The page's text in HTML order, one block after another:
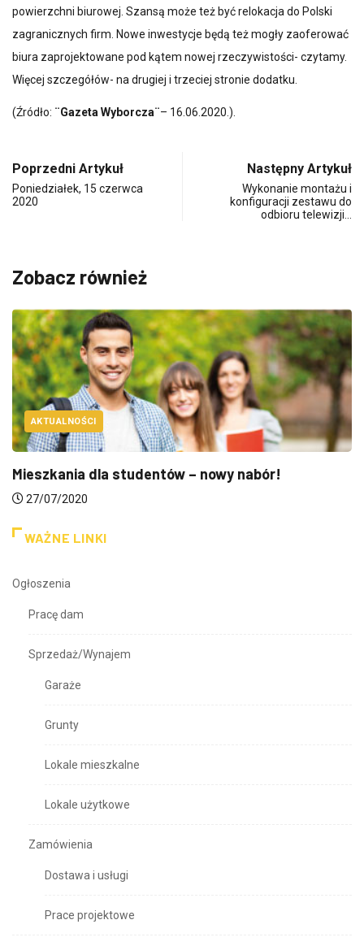
powierzchni biurowej. Szansą może też być relokacja do Polski
zagranicznych firm. Nowe inwestycje będą też mogły zaoferować
biura zaprojektowane pod kątem nowej rzeczywistości- czytamy.
Więcej szczegółów- na drugiej i trzeciej stronie dodatku.
(Źródło: ¨Gazeta Wyborcza¨– 16.06.2020.).
Poprzedni Artykuł
Poniedziałek, 15 czerwca
2020
Następny Artykuł
Wykonanie montażu i
konfiguracji zestawu do
odbioru telewizji…
Zobacz również
AKTUALNOŚCI
Mieszkania dla studentów – nowy nabór!
27/07/2020
WAŻNE LINKI
Ogłoszenia
Pracę dam
Sprzedaż/Wynajem
Garaże
Grunty
Lokale mieszkalne
Lokale użytkowe
Zamówienia
Dostawa i usługi
Prace projektowe